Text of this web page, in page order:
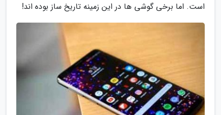
است. اما برخی گوشی ها در این زمینه تاریخ ساز بوده اند!